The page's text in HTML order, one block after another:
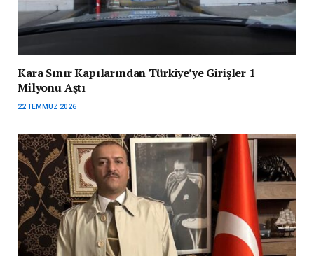
Kara Sınır Kapılarından Türkiye’ye Girişler 1
Milyonu Aştı
22 TEMMUZ 2026